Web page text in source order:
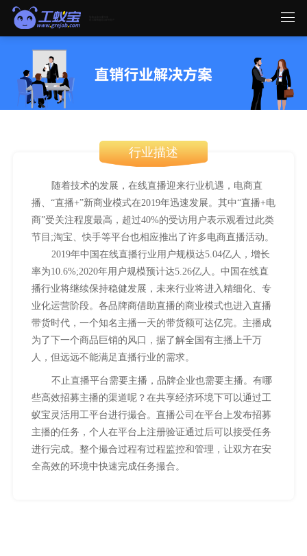
行业描述
随着技术的发展，在线直播迎来行业机遇，电商直
播、“直播+”新商业模式在2019年迅速发展。其中“直播+电
商”受关注程度最高，超过40%的受访用户表示观看过此类
节目;淘宝、快手等平台也相应推出了许多电商直播活动。
2019年中国在线直播行业用户规模达5.04亿人，增长
率为10.6%;2020年用户规模预计达5.26亿人。中国在线直
播行业将继续保持稳健发展，未来行业将进入精细化、专
业化运营阶段。各品牌商借助直播的商业模式也进入直播
带货时代，一个知名主播一天的带货额可达亿完。主播成
为了下一个商品巨销的风口，据了解全国有主播上千万
人，但远远不能满足直播行业的需求。
不止直播平台需要主播，品牌企业也需要主播。有哪
些高效招募主播的渠道呢？在共享经济环境下可以通过工
蚁宝灵活用工平台进行撮合。直播公司在平台上发布招募
主播的任务，个人在平台上注册验证通过后可以接受任务
进行完成。整个撮合过程有过程监控和管理，让双方在安
全高效的环境中快速完成任务撮合。